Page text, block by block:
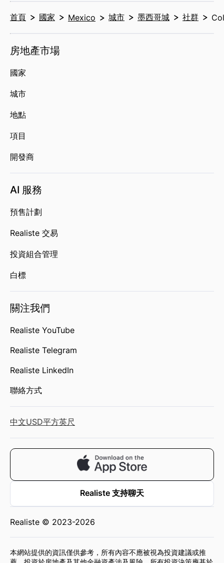
首頁 國家 Mexico 城市 墨西哥城 社群
房地產市場
國家
城市
地點
項目
開發商
AI 服務
預售計劃
Realiste 交易
投資組合管理
白標
關注我們
Realiste YouTube
Realiste Telegram
Realiste LinkedIn
聯絡方式
中文USD平方英尺
Realiste 支持聊天
Realiste © 2023-2026
本網站提供的資訊僅供參考，所有內容不應被視為投資建議或推